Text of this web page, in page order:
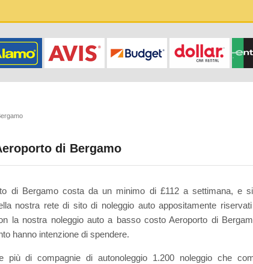
di Bergamo
di Bergamo costa da un minimo di £112 a settimana, e
nostra rete di sito di noleggio auto appositamente
la nostra noleggio auto a basso costo Aeroporto di
hanno intenzione di spendere.
più di compagnie di autonoleggio 1.200 noleggio che